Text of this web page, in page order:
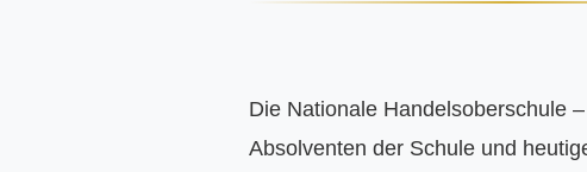
Die Nationale Handelsoberschule
Absolventen der Schule und